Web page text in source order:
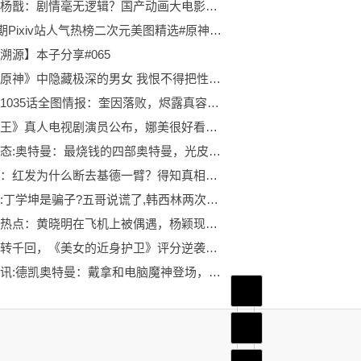
新神榜杨戬：剧情毫无逻辑？国产动画大电影就真的这么不堪吗？
00366期Pixiv站人气热榜二次元美图精选#原神#明日方舟#腿控#黑丝#御姐#萝莉#性感#可爱
源】本子分享#065
盘点《原神》中隐藏极深的男女 我恨不得把性别刻温迪头上3今日播报
海贼王1035话全图情报：奎因落败，烬露真容，索隆斩落炎灾！
《海贼王》真人电视剧演员公布，娜美很好看，索隆竟然是雄霸的儿子
全球动态:奥特曼：最烧钱的四部奥特曼，光皮套就四十万人民币，这部让圆谷破产！
海贼王：红发为什么断去基德一臂？得知真相后，网友：难道要黑化？
促醒者:丁学坤是骗子?五哥说谎了,韩西林两次智商下线3环球快报
环球观热点：黄晓明在飞机上被偶遇，杨颖现身音乐节，一份文件曝光婚姻现状
剧情百转千回，《美女的近身护卫》评分逆袭，本本精彩3全球热头条
焦点热讯:德凯奥特曼：戴拿和电脑魔神登场，马露鲁亲自解说，戴拿严重吃瘪